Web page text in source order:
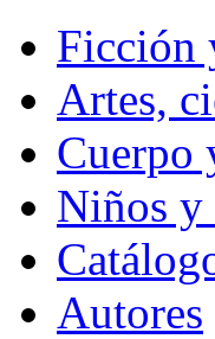
Ficción
Artes,
Cuerpo
Niños y
Autores